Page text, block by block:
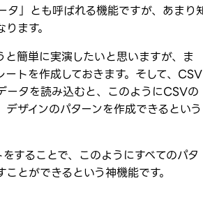
タ」とも呼ばれる機能ですが、あまり
ます。
と簡単に実演したいと思いますが、ま
ートを作成しておきます。そして、CSV
ータを読み込むと、このようにCSVの
ザインのパターンを作成できるという
することで、このようにすべてのパタ
とができるという神機能です。